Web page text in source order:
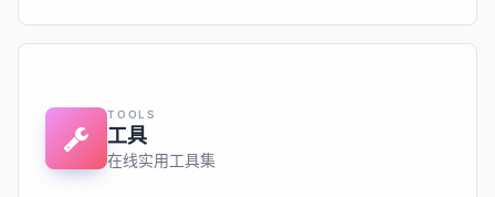
TOOLS
工具
在线实用工具集